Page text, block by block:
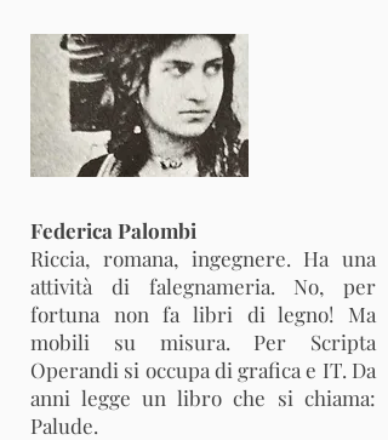
Federica Palombi
Riccia, romana, ingegnere. Ha una
attività di falegnameria. No, per
fortuna non fa libri di legno! Ma
mobili su misura. Per Scripta
Operandi si occupa di grafica e IT. Da
anni legge un libro che si chiama:
Palude.